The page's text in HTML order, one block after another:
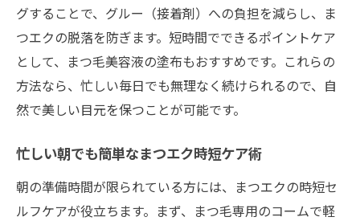
グすることで、グルー（接着剤）への負担を減らし、ま
つエクの脱落を防ぎます。短時間でできるポイントケア
として、まつ毛美容液の塗布もおすすめです。これらの
方法なら、忙しい毎日でも無理なく続けられるので、自
然で美しい目元を保つことが可能です。
忙しい朝でも簡単なまつエク時短ケア術
朝の準備時間が限られている方には、まつエクの時短セ
ルフケアが役立ちます。まず、まつ毛専用のコームで軽